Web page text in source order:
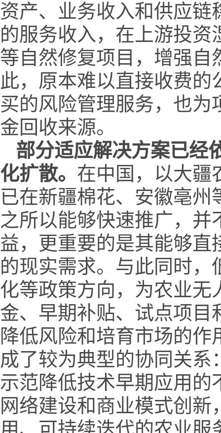
资产、业务收入和供应
的服务收入，在上游投
等自然修复项目，增强自
此，原本难以直接收费
买的风险管理服务，也
金回收来源。
部分适应解决方案已经
化扩散。 在中国，以大疆
已在新疆棉花、安徽亳
之所以能够快速推广，
益，更重要的是其能够
的现实需求。与此同时
化等政策方向，为农业
金、早期补贴、试点项目
降低风险和培育市场的
成了较为典型的协同关
示范降低技术早期应用的
网络建设和商业模式创